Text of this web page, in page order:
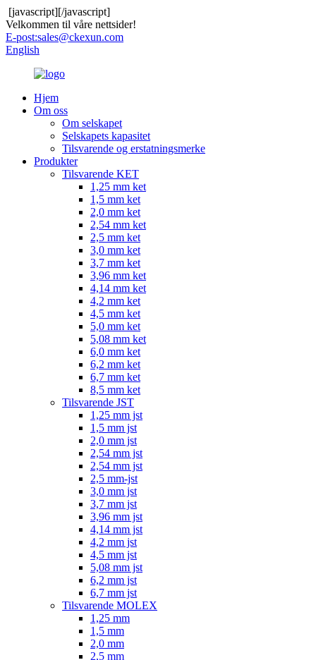
[javascript][/javascript]
Velkommen til våre nettsider!
E-post:sales@ckexun.com
English
Hjem
Om oss
Om selskapet
Selskapets kapasitet
Tilsvarende og erstatningsmerke
Produkter
Tilsvarende KET
1,25 mm ket
1,5 mm ket
2,0 mm ket
2,54 mm ket
2,5 mm ket
3,0 mm ket
3,7 mm ket
3,96 mm ket
4,14 mm ket
4,2 mm ket
4,5 mm ket
5,0 mm ket
5,08 mm ket
6,0 mm ket
6,2 mm ket
6,7 mm ket
8,5 mm ket
Tilsvarende JST
1,25 mm jst
1,5 mm jst
2,0 mm jst
2,54 mm jst
2,54 mm jst
2,5 mm-jst
3,0 mm jst
3,7 mm jst
3,96 mm jst
4,14 mm jst
4,2 mm jst
4,5 mm jst
5,08 mm jst
6,2 mm jst
6,7 mm jst
Tilsvarende MOLEX
1,25 mm
1,5 mm
2,0 mm
2,5 mm